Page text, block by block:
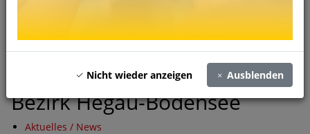
Bezirk Hegau-Bodensee
Aktuelles / News
Nicht wieder anzeigen Ausblenden